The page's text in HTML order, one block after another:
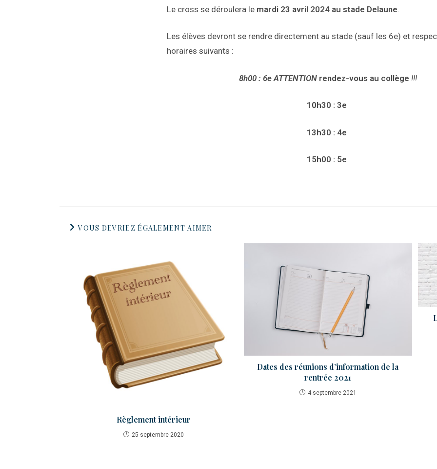
Le cross se déroulera le mardi 23 avril 2024 au stade Delaune.
Les élèves devront se rendre directement au stade (sauf les 6e) et
horaires suivants :
8h00 : 6e ATTENTION rendez-vous au collège !!!
10h30 : 3e
13h30 : 4e
15h00 : 5e
VOUS DEVRIEZ ÉGALEMENT AIMER
Règlement intérieur
25 septembre 2020
Dates des réunions d’information de la
rentrée 2021
4 septembre 2021